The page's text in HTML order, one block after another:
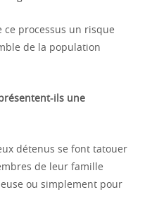
ce processus un risque
de la population
ils une
détenus se font tatouer
de leur famille
ou simplement pour